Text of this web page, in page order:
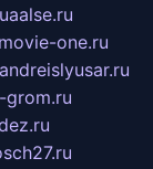
aalse.ru
movie-one.ru
andreislyusar.ru